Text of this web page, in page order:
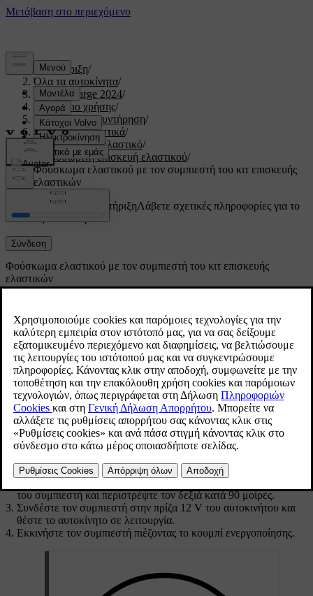
Υποστήριξη/
Όλα τα αυτοκίνητα/
C40 Recharge 2024/
Εγχειρίδιο χρήσης/
Φροντίδα και συντήρηση/
Τροχοί και ελαστικά/
Κλαταρισμένο ελαστικό/
Προσωρινή επισκευή ελαστικού/
Φούσκωμα ελαστικού με τον συμπιεστή του κιτ επισκευής
ελαστικών
Προσαρμοσμένη υποστήριξηΛάβετε σχετικές πληροφορίες για το
δικό σας αυτοκίνητο.
Σύνδεση
Ενημερώθηκε 16/04/2025
Φούσκωμα ελαστικού με τον συμπιεστή του κιτ επισκευής
ελαστικών
αυτοκινήτου σας με τον συμπιεστή που
συμπεριλαμβάνεται στο κιτ προσωρινής επισκευής
ελαστικού.
Βεβαιωθείτε ότι το κουμπί λειτουργίας του συμπιεστή είναι στη
θέση απενεργοποίησης (off) πριν ξεκινήσετε.
Ξεβιδώστε το καπάκι της βαλβίδας από το ελαστικό και
συνδέστε τον εύκαμπτο σωλήνα αέρα στη βαλβίδα αέρα του
δυνατόν πιο μέσα.
του συμπιεστή και περιστρέψτε τον δεξιά κατά 90 μοίρες.
Συνδέστε τον συμπιεστή στην πρίζα 12 V του αυτοκινήτου και
θέστε το αυτοκίνητο σε λειτουργία.
Εκκινήστε τον συμπιεστή πιέζοντας το κουμπί ενεργοποίησης.